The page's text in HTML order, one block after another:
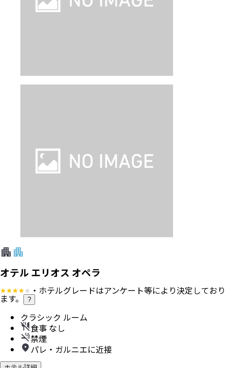
オテル エリオス オペラ
・ホテルグレードはアンケート等により決定しており
ます。 ?
クラシック ルーム
食事 なし
禁煙
パレ・ガルニエに近接